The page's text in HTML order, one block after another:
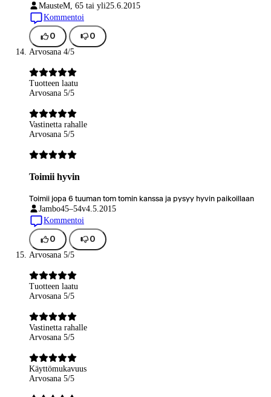
MausteM, 65 tai yli25.6.2015
Kommentoi
0 0
Arvosana 4/5
Tuotteen laatu
Arvosana 5/5
Vastinetta rahalle
Arvosana 5/5
Toimii hyvin
Toimii jopa 6 tuuman tom tomin kanssa ja pysyy hyvin paikoillaan
Jambo45–54v4.5.2015
Kommentoi
0 0
Arvosana 5/5
Tuotteen laatu
Arvosana 5/5
Vastinetta rahalle
Arvosana 5/5
Käyttömukavuus
Arvosana 5/5